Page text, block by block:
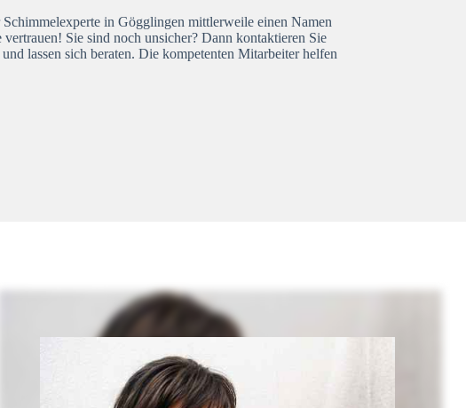
in Gögglingen mittlerweile einen Namen
Sie sind noch unsicher? Dann kontaktieren Sie
lassen sich beraten. Die kompetenten Mitarbeiter helfen